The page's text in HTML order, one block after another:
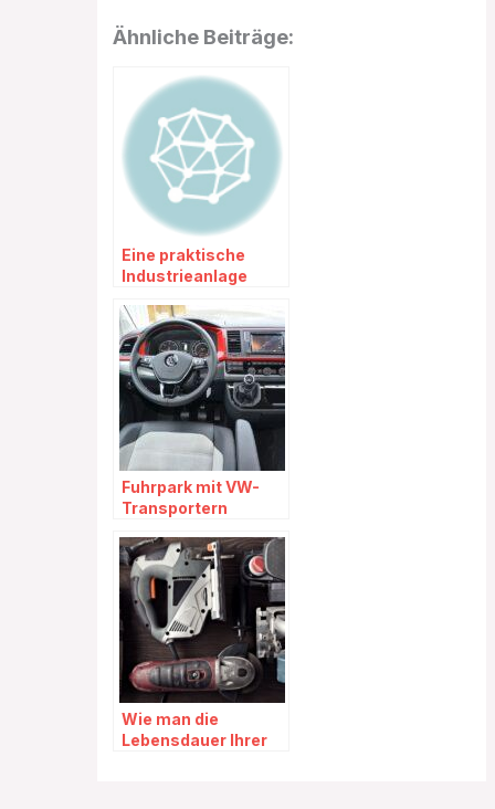
Ähnliche Beiträge:
Eine praktische
Industrieanlage
Fuhrpark mit VW-
Transportern
Wie man die
Lebensdauer Ihrer